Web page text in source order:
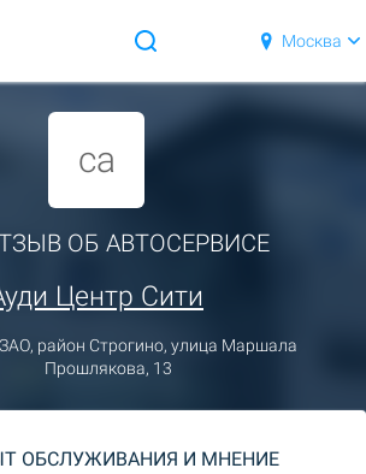
Москва
ca
ОБ АВТОСЕРВИСЕ
Центр Сити
район Строгино, улица Маршала
Прошлякова, 13
ОБСЛУЖИВАНИЯ И МНЕНИЕ